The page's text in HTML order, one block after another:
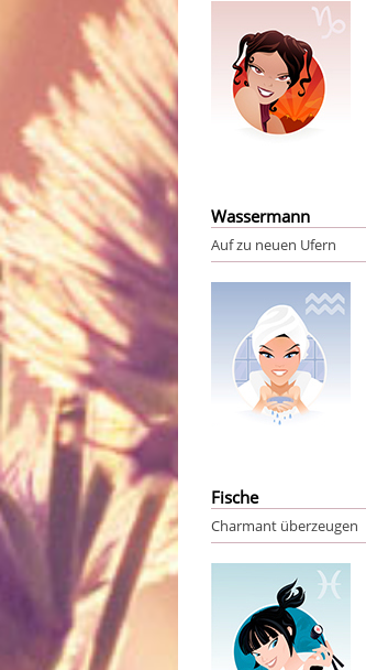
Wassermann
Auf zu neuen Ufern
Fische
Charmant überzeugen